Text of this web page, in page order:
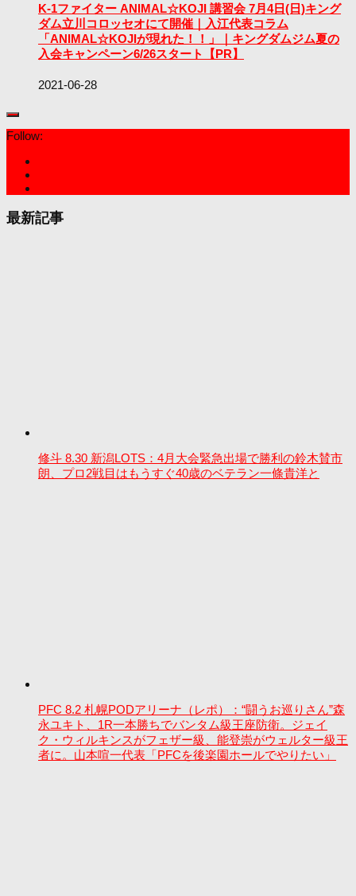
K-1ファイター ANIMAL☆KOJI 講習会 7月4日(日)キング
ダム立川コロッセオにて開催｜入江代表コラム
「ANIMAL☆KOJIが現れた！！」｜キングダムジム夏の
入会キャンペーン6/26スタート【PR】
2021-06-28
Follow:
最新記事
修斗 8.30 新潟LOTS：4月大会緊急出場で勝利の鈴木賛市
朗、プロ2戦目はもうすぐ40歳のベテラン一條貴洋と
PFC 8.2 札幌PODアリーナ（レポ）：“闘うお巡りさん”森
永ユキト、1R一本勝ちでバンタム級王座防衛。ジェイ
ク・ウィルキンスがフェザー級、能登崇がウェルター級王
者に。山本喧一代表「PFCを後楽園ホールでやりたい」